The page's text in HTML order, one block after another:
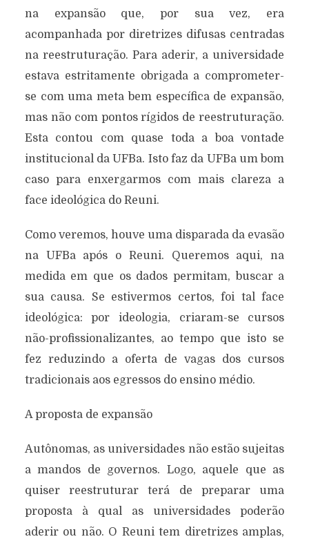
na expansão que, por sua vez, era
acompanhada por diretrizes difusas centradas
na reestruturação. Para aderir, a universidade
estava estritamente obrigada a comprometer-
se com uma meta bem específica de expansão,
mas não com pontos rígidos de reestruturação.
Esta contou com quase toda a boa vontade
institucional da UFBa. Isto faz da UFBa um bom
caso para enxergarmos com mais clareza a
face ideológica do Reuni.
Como veremos, houve uma disparada da evasão
na UFBa após o Reuni. Queremos aqui, na
medida em que os dados permitam, buscar a
sua causa. Se estivermos certos, foi tal face
ideológica: por ideologia, criaram-se cursos
não-profissionalizantes, ao tempo que isto se
fez reduzindo a oferta de vagas dos cursos
tradicionais aos egressos do ensino médio.
A proposta de expansão
Autônomas, as universidades não estão sujeitas
a mandos de governos. Logo, aquele que as
quiser reestruturar terá de preparar uma
proposta à qual as universidades poderão
aderir ou não. O Reuni tem diretrizes amplas,